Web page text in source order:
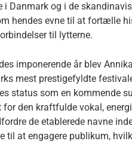
i Danmark og i de
hendes evne til at fortælle
til lytterne.
imponerende år blev
mest prestigefyldte
status som en kommende
den kraftfulde vokal,
de etablerede navne
til at engagere publikum,